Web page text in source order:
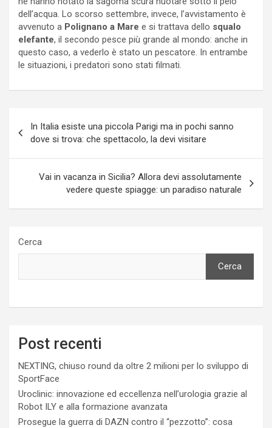
dell’acqua. Lo scorso settembre, invece, l’avvistamento è
avvenuto a Polignano a Mare e si trattava dello squalo
elefante, il secondo pesce più grande al mondo: anche in
questo caso, a vederlo è stato un pescatore. In entrambe
le situazioni, i predatori sono stati filmati.
articoli
In Italia esiste una piccola Parigi ma in pochi sanno
dove si trova: che spettacolo, la devi visitare
Vai in vacanza in Sicilia? Allora devi assolutamente
vedere queste spiagge: un paradiso naturale
Cerca
Cerca
Post recenti
NEXTING, chiuso round da oltre 2 milioni per lo sviluppo di
SportFace
Uroclinic: innovazione ed eccellenza nell’urologia grazie al
Robot ILY e alla formazione avanzata
Prosegue la guerra di DAZN contro il “pezzotto”: cosa